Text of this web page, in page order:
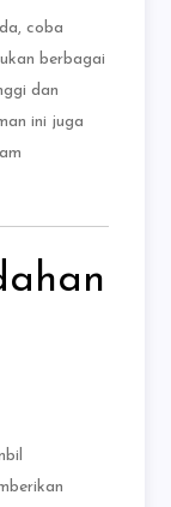
coba
berbagai
dan
ini juga